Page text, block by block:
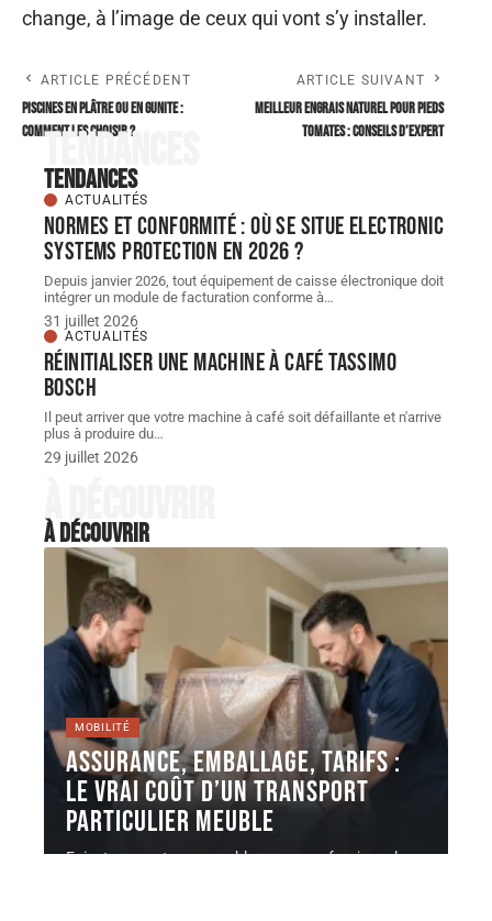
change, à l’image de ceux qui vont s’y installer.
ARTICLE PRÉCÉDENT
Piscines en plâtre ou en gunite :
comment les choisir ?
ARTICLE SUIVANT
Meilleur engrais naturel pour pieds
tomates : conseils d’expert
Tendances
Tendances
ACTUALITÉS
Normes et conformité : où se situe Electronic
Systems Protection en 2026 ?
Depuis janvier 2026, tout équipement de caisse électronique doit
intégrer un module de facturation conforme à…
31 juillet 2026
ACTUALITÉS
Réinitialiser une machine à café Tassimo
Bosch
Il peut arriver que votre machine à café soit défaillante et n'arrive
plus à produire du…
29 juillet 2026
À découvrir
À découvrir
MOBILITÉ
Assurance, emballage, tarifs :
le vrai coût d’un Transport
Particulier meuble
Faire transporter un meuble par un professionnel ou